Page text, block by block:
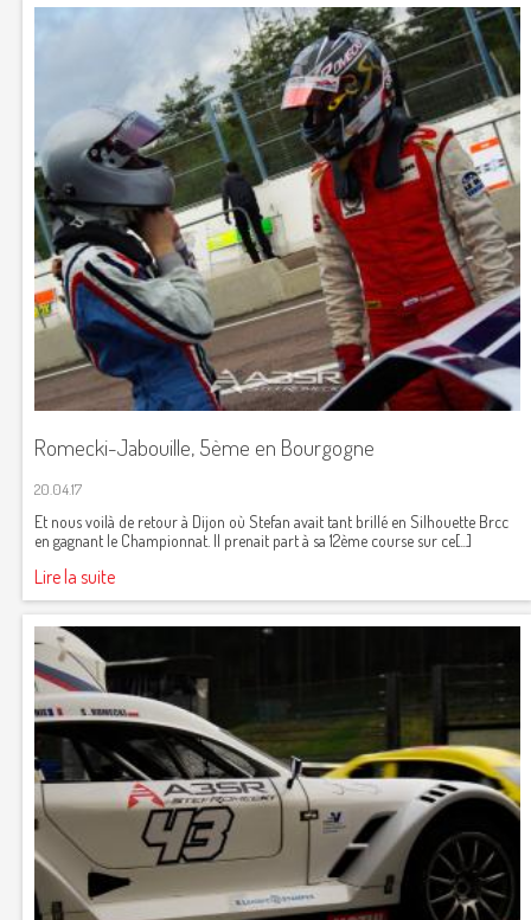
Romecki-Jabouille, 5ème en Bourgogne
20.04.17
Et nous voilà de retour à Dijon où Stefan avait tant brillé en Silhouette Brcc
en gagnant le Championnat. Il prenait part à sa 12ème course sur ce[...]
Lire la suite